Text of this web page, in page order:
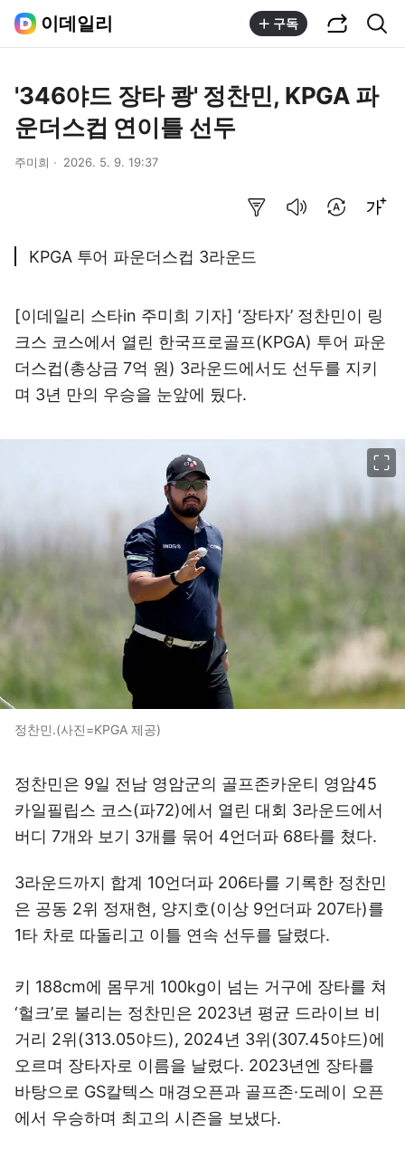
이데일리 구독
'346야드 장타 쾅' 정찬민, KPGA 파
운더스컵 연이틀 선두
주미희 2026. 5. 9. 19:37
KPGA 투어 파운더스컵 3라운드
[이데일리 스타in 주미희 기자] ‘장타자’ 정찬민이 링
크스 코스에서 열린 한국프로골프(KPGA) 투어 파운
더스컵(총상금 7억 원) 3라운드에서도 선두를 지키
며 3년 만의 우승을 눈앞에 뒀다.
정찬민.(사진=KPGA 제공)
정찬민은 9일 전남 영암군의 골프존카운티 영암45
카일필립스 코스(파72)에서 열린 대회 3라운드에서
버디 7개와 보기 3개를 묶어 4언더파 68타를 쳤다.
3라운드까지 합계 10언더파 206타를 기록한 정찬민
은 공동 2위 정재현, 양지호(이상 9언더파 207타)를
1타 차로 따돌리고 이틀 연속 선두를 달렸다.
키 188cm에 몸무게 100kg이 넘는 거구에 장타를 쳐
‘헐크’로 불리는 정찬민은 2023년 평균 드라이브 비
거리 2위(313.05야드), 2024년 3위(307.45야드)에
오르며 장타자로 이름을 날렸다. 2023년엔 장타를
바탕으로 GS칼텍스 매경오픈과 골프존·도레이 오픈
에서 우승하며 최고의 시즌을 보냈다.